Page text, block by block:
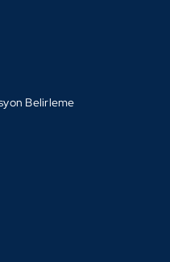
Belirleme